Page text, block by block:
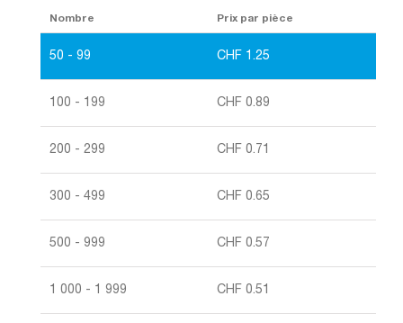
Nombre Prix par pièce
50 - 99 CHF 1.25
100 - 199 CHF 0.89
200 - 299 CHF 0.71
300 - 499 CHF 0.65
500 - 999 CHF 0.57
1 000 - 1 999 CHF 0.51